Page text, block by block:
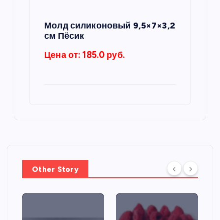
Молд силиконовый 9,5×7×3,2
см Пёсик
Цена от: 185.0 руб.
Other Story